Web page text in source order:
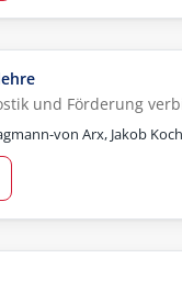
und Förderung
von Arx, Jakob